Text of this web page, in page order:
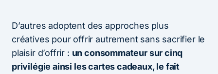
D’autres adoptent des approches plus
créatives pour offrir autrement sans sacrifier le
plaisir d’offrir : un consommateur sur cinq
privilégie ainsi les cartes cadeaux, le fait